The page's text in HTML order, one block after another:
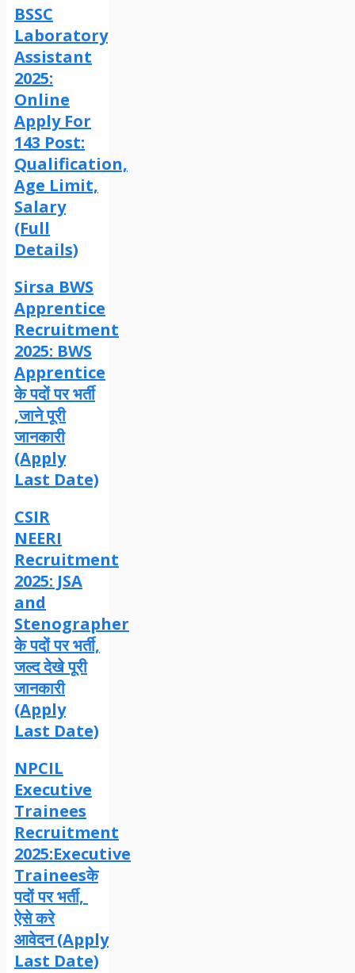
BSSC
Laboratory
Assistant
2025:
Online
Apply For
143 Post:
Qualification,
Age Limit,
Salary
(Full
Details)
Sirsa BWS
Apprentice
Recruitment
2025: BWS
Apprentice
के पदों पर भर्ती
,जाने पूरी
जानकारी
(Apply
Last Date)
CSIR
NEERI
Recruitment
2025: JSA
and
Stenographer
के पदों पर भर्ती,
जल्द देखे पूरी
जानकारी
(Apply
Last Date)
NPCIL
Executive
Trainees
Recruitment
2025:Executive
Traineesके
पदों पर भर्ती,
ऐसे करे
आवेदन (Apply
Last Date)